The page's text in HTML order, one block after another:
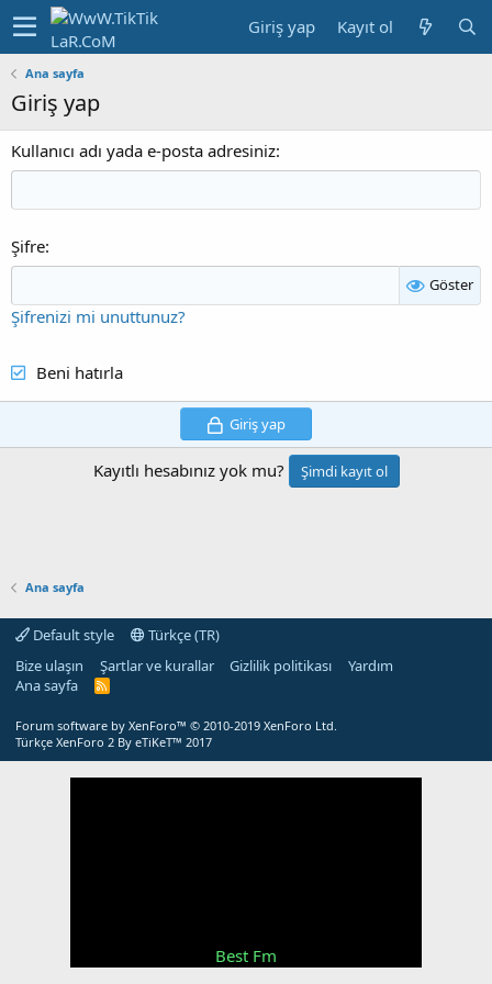
Giriş yap Kayıt ol
Ana sayfa
Giriş yap
Kullanıcı adı yada e-posta adresiniz
Şifre
Göster
Şifrenizi mi unuttunuz?
Beni hatırla
Giriş yap
Kayıtlı hesabınız yok mu? Şimdi kayıt ol
Ana sayfa
Default style
Türkçe (TR)
Bize ulaşın
Şartlar ve kurallar Gizlilik politikası
Yardım
Ana sayfa
R
Forum software by XenForo™ © 2010-2019 XenForo Ltd.
Türkçe XenForo 2 By eTiKeT™ 2017
Best Fm